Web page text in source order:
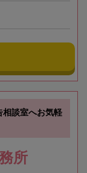
相談室へお気軽
所